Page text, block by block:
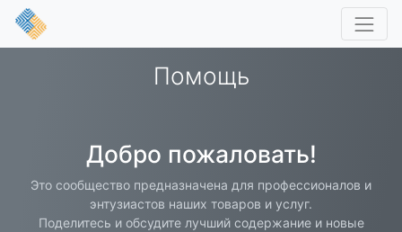
Помощь
Добро пожаловать!
Это сообщество предназначена для профессионалов и
энтузиастов наших товаров и услуг.
Поделитесь и обсудите лучший содержание и новые